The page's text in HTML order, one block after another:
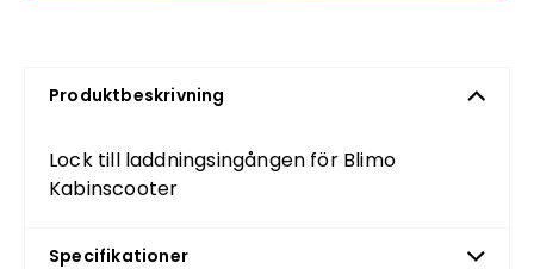
Produktbeskrivning
Lock till laddningsingången för Blimo
Kabinscooter
Specifikationer